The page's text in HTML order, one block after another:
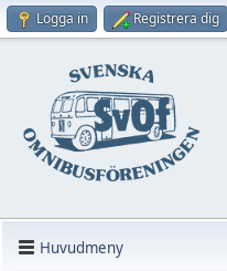
Logga in Registrera dig
Huvudmeny